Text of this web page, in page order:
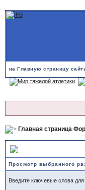
на Главную страницу
Главная страница
Просмотр выбранного
Введите ключевые слова для